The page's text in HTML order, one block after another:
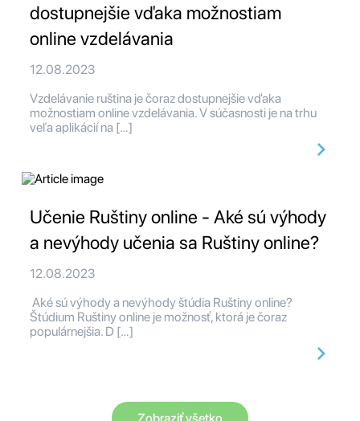
dostupnejšie vďaka možnostiam
online vzdelávania
12.08.2023
Vzdelávanie ruština je čoraz dostupnejšie vďaka
možnostiam online vzdelávania. V súčasnosti je na trhu
veľa aplikácií na […]
Učenie Ruštiny online - Aké sú výhody
a nevýhody učenia sa Ruštiny online?
12.08.2023
Aké sú výhody a nevýhody štúdia Ruštiny online?
Štúdium Ruštiny online je možnosť, ktorá je čoraz
populárnejšia. D […]